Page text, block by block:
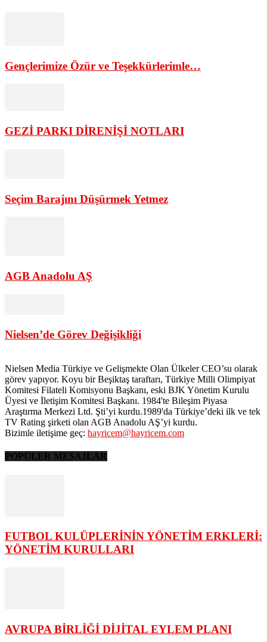
Gençlerimize Özür ve Teşekkürlerimle…
GEZİ PARKI DİRENİŞİ NOTLARI
Seçim Barajını Düşürmek Yetmez
AGB Anadolu AŞ
Nielsen’de Görev Değişikliği
Nielsen Media Türkiye ve Gelişmekte Olan Ülkeler CEO’su olarak
görev yapıyor. Koyu bir Beşiktaş taraftarı, Türkiye Milli Olimpiyat
Komitesi Filateli Komisyonu Başkanı, eski BJK Yönetim Kurulu
Üyesi ve İletişim Komitesi Başkanı. 1984'te Bileşim Piyasa
Araştırma Merkezi Ltd. Şti’yi kurdu.1989'da Türkiye’deki ilk ve tek
TV Rating şirketi olan AGB Anadolu AŞ’yi kurdu.
Bizimle iletişime geç: hayricem@hayricem.com
POPÜLER MESAJLAR
FUTBOL KULÜPLERİNİN YÖNETİM ERKLERİ:
YÖNETİM KURULLARI
AVRUPA BİRLİĞİ DİJİTAL EYLEM PLANI